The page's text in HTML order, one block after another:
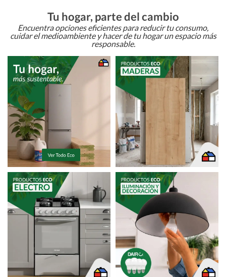
Tu hogar, parte del cambio
Encuentra opciones eficientes para reducir tu consumo,
cuidar el medioambiente y hacer de tu hogar un espacio más
responsable.